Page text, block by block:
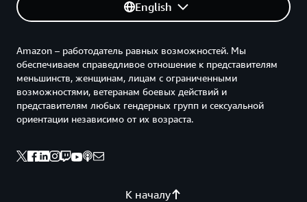
English
К началу
Amazon – работодатель равных возможностей. Мы
обеспечиваем справедливое отношение к представителям
меньшинств, женщинам, лицам с ограниченными
возможностями, ветеранам боевых действий и
представителям любых гендерных групп и сексуальной
ориентации независимо от их возраста.